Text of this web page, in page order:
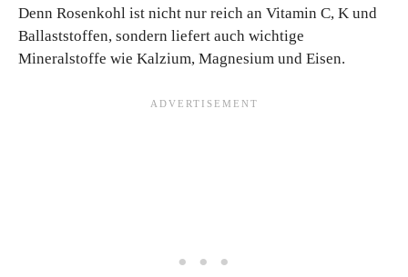
Denn Rosenkohl ist nicht nur reich an Vitamin C, K und
Ballaststoffen, sondern liefert auch wichtige
Mineralstoffe wie Kalzium, Magnesium und Eisen.